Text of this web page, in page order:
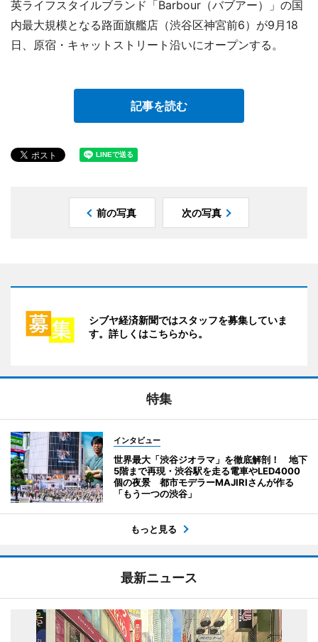
英ライフスタイルブランド「Barbour（バブアー）」の国
内最大規模となる路面旗艦店（渋谷区神宮前6）が9月18
日、原宿・キャットストリート沿いにオープンする。
記事を読む
前の写真 次の写真
シブヤ経済新聞ではスタッフを募集していま
す。詳しくはこちらから。
特集
インタビュー
世界最大「渋谷ジオラマ」を徹底解剖！ 地下
5階まで再現・渋谷駅を走る電車やLED4000
個の夜景 都市モデラーMAJIRIさんが作る
「もう一つの渋谷」
もっと見る
最新ニュース